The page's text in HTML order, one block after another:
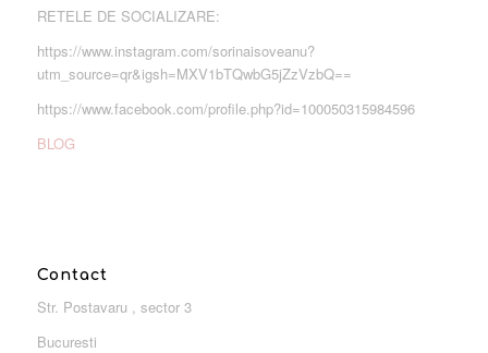
RETELE DE SOCIALIZARE:
https://www.instagram.com/sorinaisoveanu?
utm_source=qr&igsh=MXV1bTQwbG5jZzVzbQ==
https://www.facebook.com/profile.php?id=100050315984596
BLOG
Contact
Str. Postavaru , sector 3
Bucuresti